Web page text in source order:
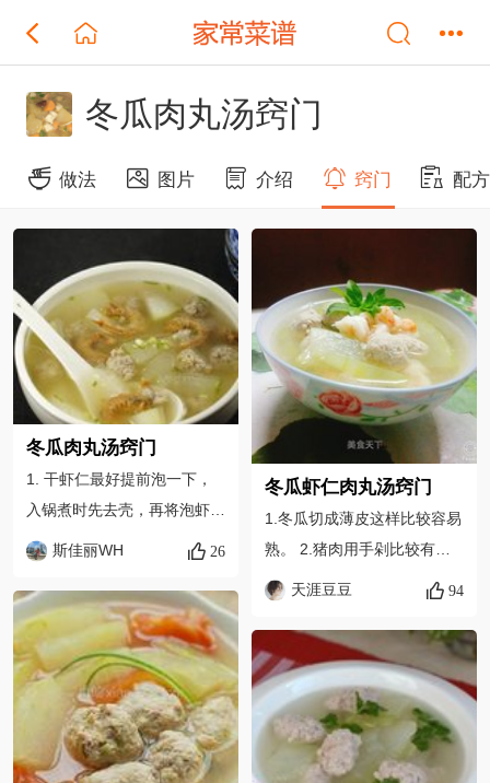
冬瓜肉丸汤窍门
做法 图片 介绍 窍门 配方
冬瓜肉丸汤窍门
1. 干虾仁最好提前泡一下，
入锅煮时先去壳，再将泡虾仁
的水一起倒入，但注意要去除
量的盐、淀粉、生姜粉等调味
料， 顺着一个方向搅拌上
劲； 3.冬瓜煮至微微透明
时，肉丸完全浮起来后就可以
加入盐等调味料煮上一分钟即
可。
斯佳丽WH 26
冬瓜虾仁肉丸汤窍门
1.冬瓜切成薄皮这样比较容易
熟。 2.猪肉用手剁比较有嚼
劲，机器打出来的吃起来的口
调出来的味道感觉清新诱人。
4.冬瓜片变透明就证明冬瓜已
经熟了。 5.要想虾仁卷起
来，只要开了虾背就可以了。
6.如果不能确定肉丸是否成
天涯豆豆 94